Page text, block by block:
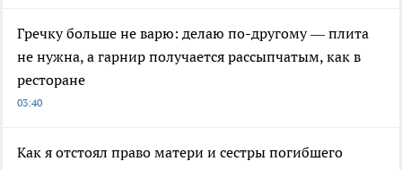
Гречку больше не варю: делаю по-другому — плита
не нужна, а гарнир получается рассыпчатым, как в
ресторане
03:40
Как я отстоял право матери и сестры погибшего